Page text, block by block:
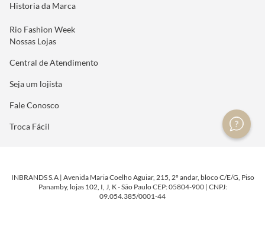
Historia da Marca
Rio Fashion Week
Nossas Lojas
Central de Atendimento
Seja um lojista
Fale Conosco
Troca Fácil
INBRANDS S.A | Avenida Maria Coelho Aguiar, 215, 2º andar, bloco C/E/G, Piso
Panamby, lojas 102, I, J, K - São Paulo CEP: 05804-900 | CNPJ:
09.054.385/0001-44